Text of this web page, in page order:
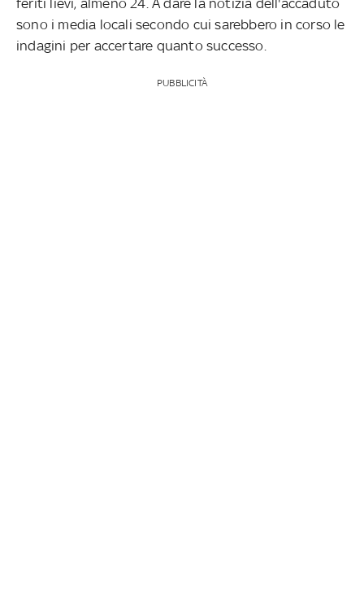
sono i media locali secondo cui sarebbero in corso le
indagini per accertare quanto successo.
PUBBLICITÀ